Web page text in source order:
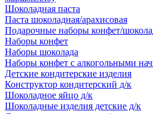
Шоколадная паста
Паста шоколадная/арахисовая
Подарочные наборы конфет/
Наборы конфет
Наборы шоколада
Наборы конфет с алкогольными
Детские кондитерские изделия
Конструктор кондитерский д/к
Шоколадное яйцо д/к
Шоколадные изделия детские д/к